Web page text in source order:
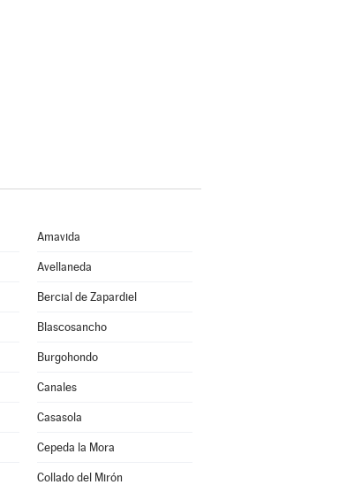
Amavida
Avellaneda
Bercial de Zapardiel
Blascosancho
Burgohondo
Canales
Casasola
Cepeda la Mora
Collado del Mirón